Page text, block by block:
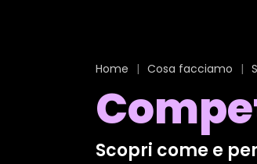
Home | Cosa facciamo |
Scopri come e